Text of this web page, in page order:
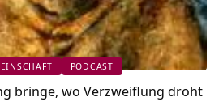
PODCAST
bringe, wo Verzweiflung droht